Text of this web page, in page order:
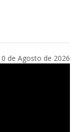
de Agosto de 2026